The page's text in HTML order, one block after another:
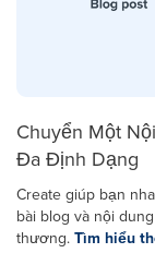
Chuyển Một
Đa Định Dạng
Create giúp bạn
bài blog và nội
thương.Tìm hiểu